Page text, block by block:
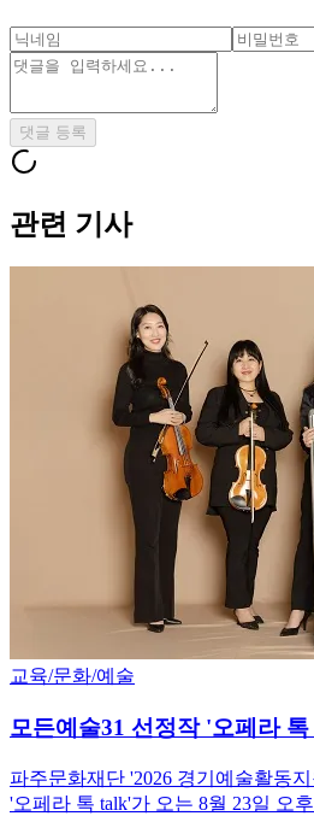
댓글 등록
관련 기사
교육/문화/예술
모든예술31 선정작 '오페라
파주문화재단 '2026 경기예술활동
'오페라 톡 talk'가 오는 8월 23일 오